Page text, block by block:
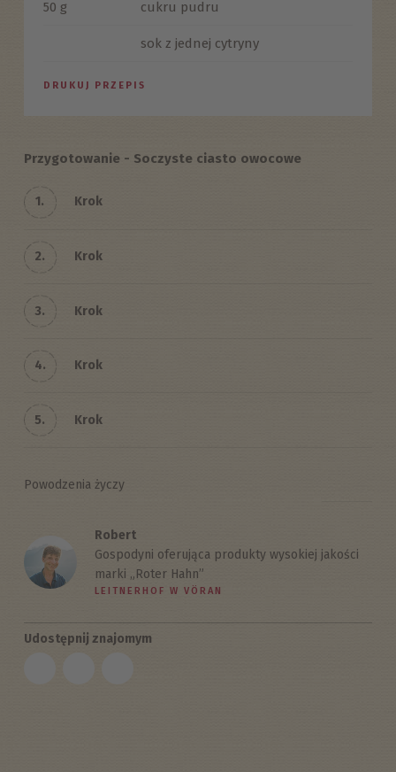
50 g cukru pudru
sok z jednej cytryny
DRUKUJ PRZEPIS
Przygotowanie - Soczyste ciasto owocowe
1. Krok
2. Krok
3. Krok
4. Krok
5. Krok
Powodzenia życzy
Robert
Gospodyni oferująca produkty wysokiej jakości
marki „Roter Hahn”
LEITNERHOF W VÖRAN
Udostępnij znajomym